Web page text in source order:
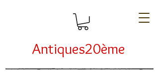
Antiques20ème